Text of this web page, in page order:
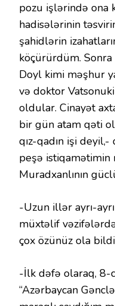
pozu işlərində ona
hadisələrinin
şahidlərin
köçürürdüm.
Doyl kimi məşhur
və doktor
oldular. Cinayət
bir gün atam qəti
qız-qadın işi
peşə
Muradxanlının
-Uzun illər ayrı-
müxtəlif
çox özünüz ola
-İlk dəfə olaraq, 8-
“Azərbaycan